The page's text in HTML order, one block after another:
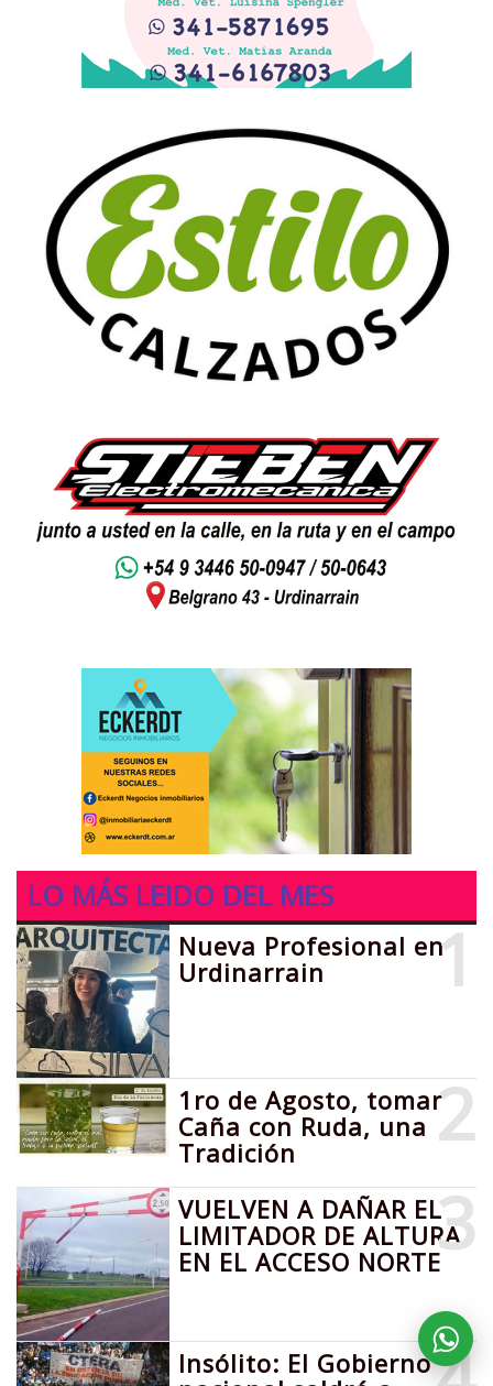
LO MÁS LEIDO DEL MES
1
Nueva Profesional en
Urdinarrain
2
1ro de Agosto, tomar
Caña con Ruda, una
Tradición
3
VUELVEN A DAÑAR EL
LIMITADOR DE ALTURA
EN EL ACCESO NORTE
Insólito: El Gobierno